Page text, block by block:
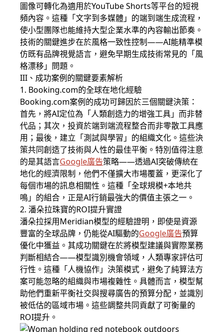
圖像可轉化為適用於YouTube Shorts等平台的短視
頻內容。這種「文字到多媒體」的端到端生成流程，
使小型團隊也能維持大型企業水準的內容輸出節奏。
技術的關鍵進步在於風格一致性控制——AI能精準模
仿既有品牌視覺語言，避免早期生成技術常見的「風
格漂移」問題。
III、成功案例的關鍵要素解析
1. Booking.com的全球在地化經驗
Booking.com案例的成功可歸因於三個關鍵決策：
首先，將AI定位為「人類創造力的增強工具」而非替
代品；其次，投資於端到端流程整合而非零散工具應
用；最後，建立「測試與學習」的組織文化。這些決
策共同創造了技術與人性的最佳平衡。特別值得注意
的是其語言Google廣告策略——透過AI突破傳統在
地化的經濟限制，他們不僅擴大市場覆蓋，更深化了
每個市場的訊息相關性。這種「全球規模+本地共
鳴」的組合，正是AI行銷最強大的價值主張之一。
2. 潘朵拉珠寶的ROI提升實證
潘朵拉採用Meridian模型的經驗證明，即使是資源
豐富的全球品牌，仍能從AI驅動的Google廣告預算
優化中獲益。其成功關鍵在於將模型建議與實際業務
判斷相結合——模型識別機會領域，人類專家評估可
行性。這種「人機協作」決策模式，避免了純算法方
案可能忽略的組織與市場複雜性。具體而言，模型幫
助他們重新平衡社交與搜尋廣告的預算分配，並識別
被低估的區域市場。這些調整共同貢獻了可衡量的
ROI提升。